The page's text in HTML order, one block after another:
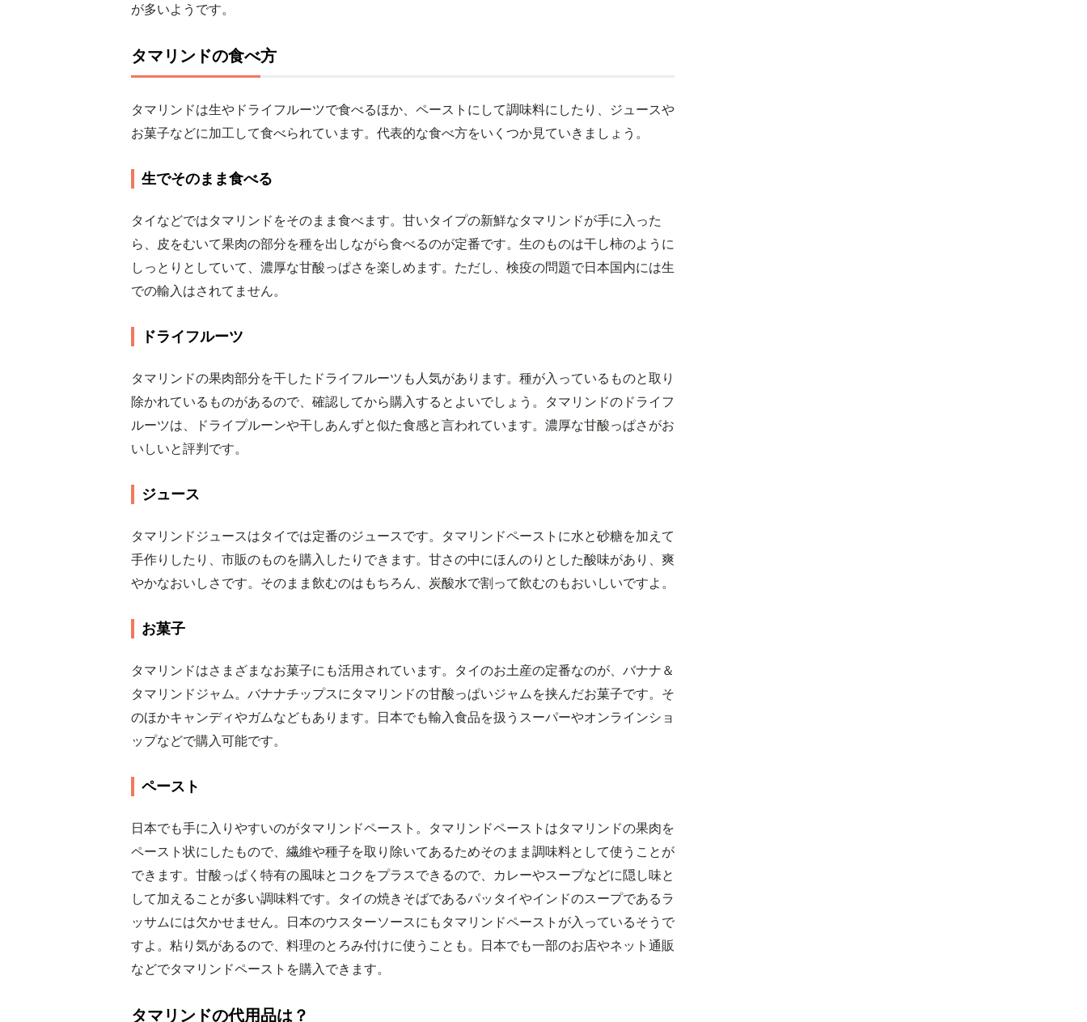
が多いようです。
タマリンドの食べ方
タマリンドは生やドライフルーツで食べるほか、ペーストにして調味料にしたり、ジュースや
お菓子などに加工して食べられています。代表的な食べ方をいくつか見ていきましょう。
生でそのまま食べる
タイなどではタマリンドをそのまま食べます。甘いタイプの新鮮なタマリンドが手に入った
ら、皮をむいて果肉の部分を種を出しながら食べるのが定番です。生のものは干し柿のように
しっとりとしていて、濃厚な甘酸っぱさを楽しめます。ただし、検疫の問題で日本国内には生
での輸入はされてません。
ドライフルーツ
タマリンドの果肉部分を干したドライフルーツも人気があります。種が入っているものと取り
除かれているものがあるので、確認してから購入するとよいでしょう。タマリンドのドライフ
ルーツは、ドライプルーンや干しあんずと似た食感と言われています。濃厚な甘酸っぱさがお
いしいと評判です。
ジュース
タマリンドジュースはタイでは定番のジュースです。タマリンドペーストに水と砂糖を加えて
手作りしたり、市販のものを購入したりできます。甘さの中にほんのりとした酸味があり、爽
やかなおいしさです。そのまま飲むのはもちろん、炭酸水で割って飲むのもおいしいですよ。
お菓子
タマリンドはさまざまなお菓子にも活用されています。タイのお土産の定番なのが、バナナ＆
タマリンドジャム。バナナチップスにタマリンドの甘酸っぱいジャムを挟んだお菓子です。そ
のほかキャンディやガムなどもあります。日本でも輸入食品を扱うスーパーやオンラインショ
ップなどで購入可能です。
ペースト
日本でも手に入りやすいのがタマリンドペースト。タマリンドペーストはタマリンドの果肉を
ペースト状にしたもので、繊維や種子を取り除いてあるためそのまま調味料として使うことが
できます。甘酸っぱく特有の風味とコクをプラスできるので、カレーやスープなどに隠し味と
して加えることが多い調味料です。タイの焼きそばであるパッタイやインドのスープであるラ
ッサムには欠かせません。日本のウスターソースにもタマリンドペーストが入っているそうで
すよ。粘り気があるので、料理のとろみ付けに使うことも。日本でも一部のお店やネット通販
などでタマリンドペーストを購入できます。
タマリンドの代用品は？